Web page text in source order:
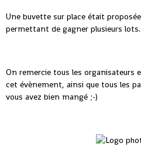
Une buvette sur place était
permettant de gagner plusieurs lots.
On remercie tous les organisateurs
cet évènement, ainsi que tous les
vous avez bien mangé ;-)